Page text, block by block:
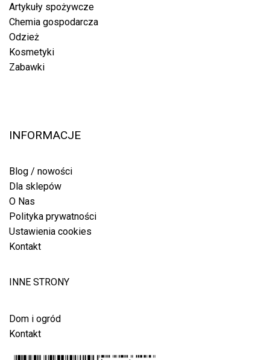
Artykuły spożywcze
Chemia gospodarcza
Odzież
Kosmetyki
Zabawki
INFORMACJE
Blog / nowości
Dla sklepów
O Nas
Polityka prywatności
Ustawienia cookies
Kontakt
INNE STRONY
Dom i ogród
Kontakt